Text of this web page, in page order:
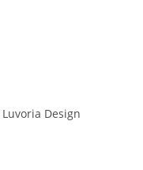
Luvoria Design